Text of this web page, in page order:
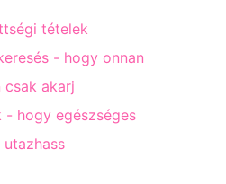
tételek
- hogy onnan
csak akarj
- hogy egészséges